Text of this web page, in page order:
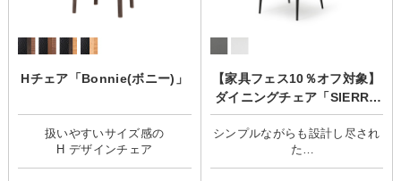
Hチェア「Bonnie(ボニー)」
扱いやすいサイズ感の
【家具フェス10％オフ対象】
ダイニングチェア「SIERRA
(シエラ)」
シンプルながらも設計し尽され
た
安定感のあるハイバックチェア